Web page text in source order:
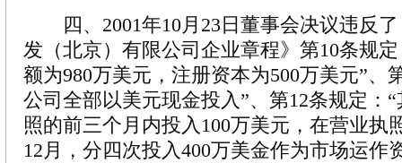
四、2001年10月23日董事会决议违反了
发（北京）有限公司企业章程》第10条规
额为980万美元，注册资本为500万美元”、
公司全部以美元现金投入”、第12条规定：
照的前三个月内投入100万美元，在营业执
12月，分四次投入400万美金作为市场运作